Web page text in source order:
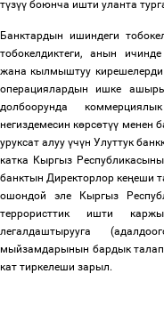
түзүү боюнча ишти уланта
Банктардын ишиндеги
тобокелдиктеги, анын
жана кылмыштуу
операциялардын ишке
долбоорунда
негиздемесин көрсөтүү менен
уруксат алуу үчүн Улуттук
катка Кыргыз
банктын Директорлор кеңеши
ошондой эле Кыргыз
террористтик ишти
легалдаштырууга
мыйзамдарынын бардык
кат тиркелеши зарыл.